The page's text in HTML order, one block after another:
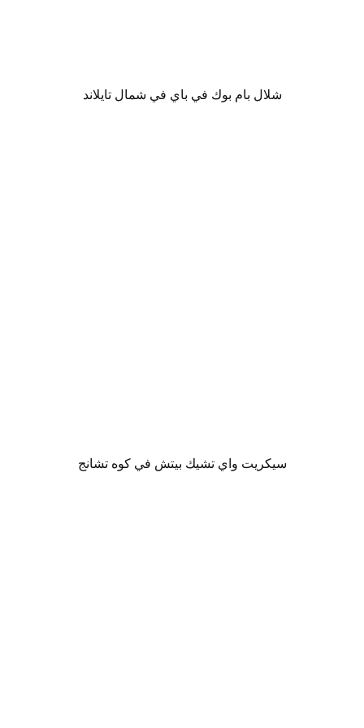
شلال بام بوك في باي في شمال تايلاند
سيكريت واي تشيك بيتش في كوه تشانج